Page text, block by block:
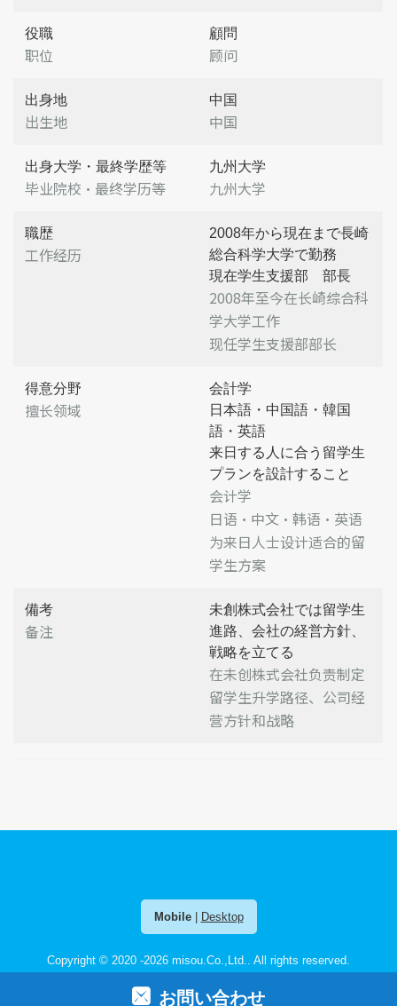
役職
职位
顧問
顾问
出身地
出生地
中国
中国
出身大学・最終学歴等
毕业院校・最终学历等
九州大学
九州大学
職歴
工作经历
2008年から現在まで長崎
総合科学大学で勤務
現在学生支援部 部長
2008年至今在长崎综合科
学大学工作
现任学生支援部部长
得意分野
擅长领域
会計学
日本語・中国語・韓国
語・英語
来日する人に合う留学生
プランを設計すること
会计学
日语・中文・韩语・英语
为来日人士设计适合的留
学生方案
備考
备注
未創株式会社では留学生
進路、会社の経営方針、
戦略を立てる
在未创株式会社负责制定
留学生升学路径、公司经
营方针和战略
お問い合わせ
Mobile| Desktop
Copyright © 2020 -2026 misou.Co.,Ltd. . All rights reserved.